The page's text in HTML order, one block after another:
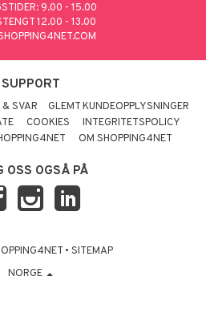
9.00 - 15.00
12.00 - 13.00
SUPPORT
SVAR
GLEMT KUNDEOPPLYSNINGER
COOKIES
INTEGRITETSPOLICY
OM SHOPPING4NET
OSS OGSÅ PÅ
• SITEMAP
NORGE